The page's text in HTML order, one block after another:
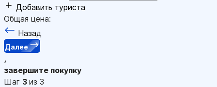
Добавить туриста
Общая цена:
Назад
Далее
,
завершите покупку
Шаг 3 из 3